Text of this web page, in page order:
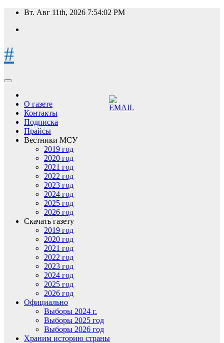
Перейти
содержимому
Вт. Авг 11th, 2026 7:54:03 PM
#
О газете
Контакты
Подписка
Прайсы
Вестники МСУ
2019 год
2020 год
2021 год
2022 год
2023 год
2024 год
2025 год
2026 год
Скачать газету
2019 год
2020 год
2021 год
2022 год
2023 год
2024 год
2025 год
2026 год
Официально
Выборы 2024 г.
Выборы 2025 год
Выборы 2026 год
Храним историю страны